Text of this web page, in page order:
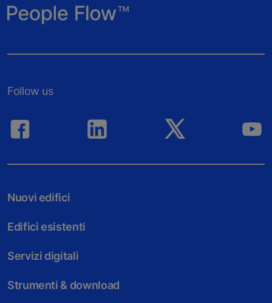
Follow us
Nuovi edifici
Edifici esistenti
Servizi digitali
Strumenti & download